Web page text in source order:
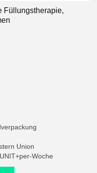
Füllungstherapie,
Union
Woche